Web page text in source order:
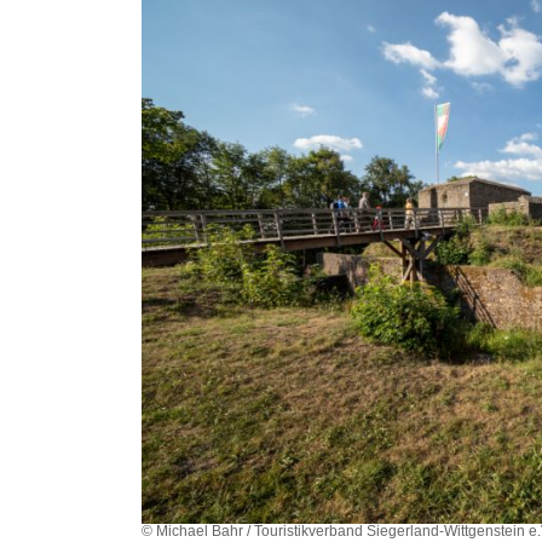
© Michael Bahr / Touristikverband Siegerland-Wittgenstein